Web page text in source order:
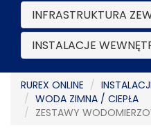
INFRASTRUKTURA
INSTALACJE
RUREX ONLINE
WODA ZIMNA / CIEPŁA
ZESTAWY